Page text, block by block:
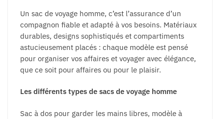
Un sac de voyage homme, c’est l’assurance d’un
compagnon fiable et adapté à vos besoins. Matériaux
durables, designs sophistiqués et compartiments
astucieusement placés : chaque modèle est pensé
pour organiser vos affaires et voyager avec élégance,
que ce soit pour affaires ou pour le plaisir.
Les différents types de sacs de voyage homme
Sac à dos pour garder les mains libres, modèle à